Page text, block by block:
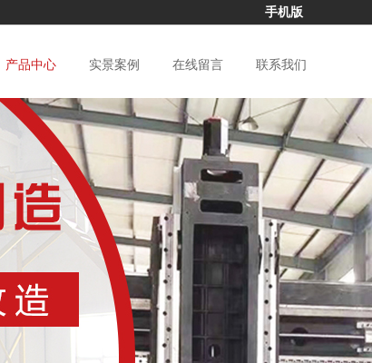
手机版
产品中心 实景案例 在线留言 联系我们